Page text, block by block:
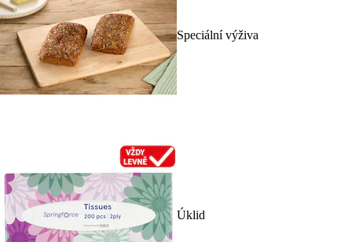
Speciální výživa
Úklid